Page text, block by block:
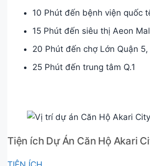
10 Phút đến bệnh viện quốc
15 Phút đến siêu thị Aeon
20 Phút đến chợ Lớn Quận 5,
25 Phút đến trung tâm Q.1
Tiện ích Dự Án Căn Hộ Akari